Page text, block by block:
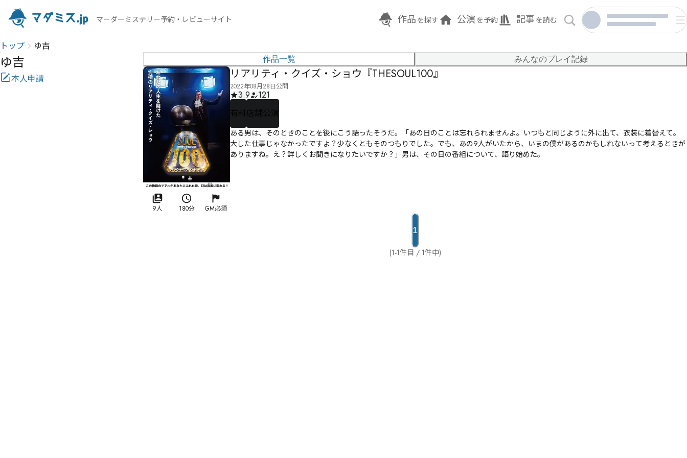
マーダーミステリー予約・レビューサイト 作品 を探す 公演 を予約 記事 を読む
トップ ゆ吉
ゆ吉
本人申請
作品一覧 みんなのプレイ記録
9人 180分 GM必須
リアリティ・クイズ・ショウ『THESOUL100』
2022年08月28日公開
3.9
121
有料 店舗公演
ある男は、そのときのことを後にこう語ったそうだ。「あの日のことは忘れられませんよ。いつもと同じように外に出て、衣装に着替えて。
大した仕事じゃなかったですよ？少なくともそのつもりでした。でも、あの9人がいたから、いまの僕があるのかもしれないって考えるときが
ありますね。え？詳しくお聞きになりたいですか？」男は、その日の番組について、語り始めた。
1
(1-1件目 / 1件中)